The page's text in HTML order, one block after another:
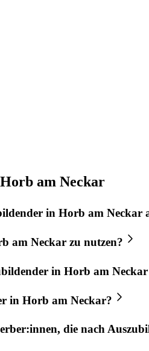
am Neckar
in Horb am Neckar
am Neckar zu nutzen?
in Horb am Neckar
in Horb am Neckar?
die nach